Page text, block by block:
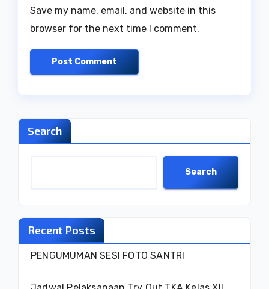
Save my name, email, and website in this
browser for the next time I comment.
Search
Search
Recent Posts
PENGUMUMAN SESI FOTO SANTRI